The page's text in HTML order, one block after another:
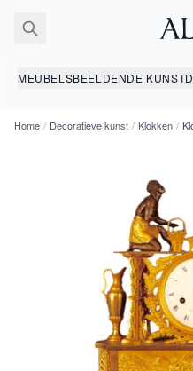
MEUBELSBEELDENDE KUNST
Home / Decoratieve kunst / Klokken /